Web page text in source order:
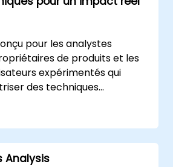
de processus ou
répondent aux objectifs et
des projets et des
une organisation, en
solutions introduites sont
et répondent pleinement
l'entreprise.
pour les analystes
de produits et les
expérimentés qui
des techniques
À travers des exercices
outils concrets, les
à analyser des
à optimiser les
Analysis